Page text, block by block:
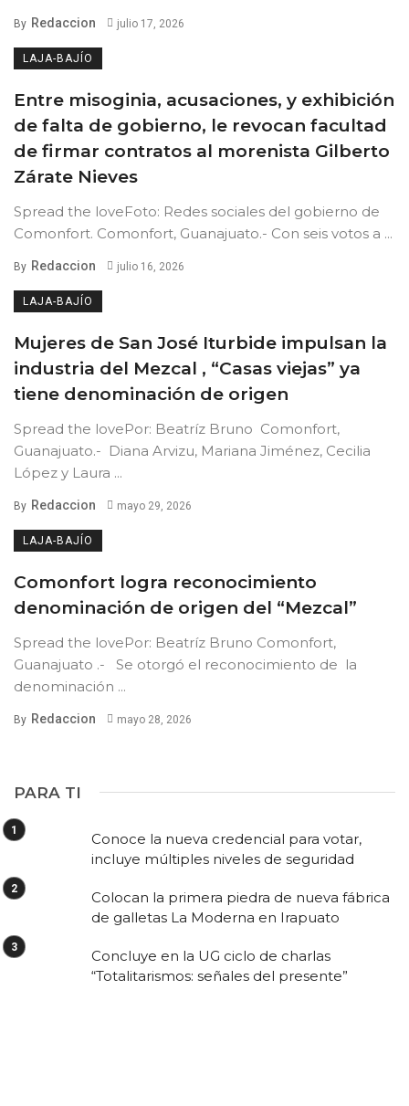
By Redaccion julio 17, 2026
LAJA-BAJÍO
Entre misoginia, acusaciones, y exhibición
de falta de gobierno, le revocan facultad
de firmar contratos al morenista Gilberto
Zárate Nieves
Spread the loveFoto: Redes sociales del gobierno de
Comonfort. Comonfort, Guanajuato.- Con seis votos a ...
By Redaccion julio 16, 2026
LAJA-BAJÍO
Mujeres de San José Iturbide impulsan la
industria del Mezcal , “Casas viejas” ya
tiene denominación de origen
Spread the lovePor: Beatríz Bruno Comonfort,
Guanajuato.- Diana Arvizu, Mariana Jiménez, Cecilia
López y Laura ...
By Redaccion mayo 29, 2026
LAJA-BAJÍO
Comonfort logra reconocimiento
denominación de origen del “Mezcal”
Spread the lovePor: Beatríz Bruno Comonfort,
Guanajuato .- Se otorgó el reconocimiento de la
denominación ...
By Redaccion mayo 28, 2026
PARA TI
Conoce la nueva credencial para votar,
incluye múltiples niveles de seguridad
Colocan la primera piedra de nueva fábrica
de galletas La Moderna en Irapuato
Concluye en la UG ciclo de charlas
“Totalitarismos: señales del presente”